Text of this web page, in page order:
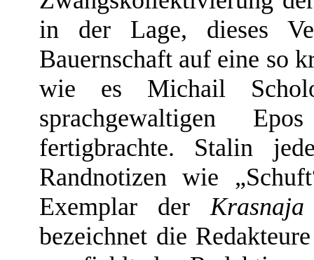
in der Lage, dieses
Bauernschaft auf eine so
wie es Michail
sprachgewaltigen
fertigbrachte. Stalin
Randnotizen wie
Exemplar der
bezeichnet die